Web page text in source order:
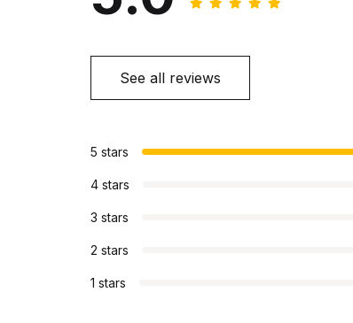
See all reviews
5 stars
4 stars
3 stars
2 stars
1 stars